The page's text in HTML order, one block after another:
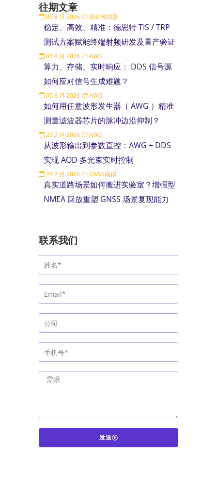
往期文章
05 8 月 2026 基站模拟器
稳定、高效、精准：德思特 TIS / TRP
测试方案赋能终端射频研发及量产验证
05 8 月 2026 AWG
算力、存储、实时响应： DDS 信号源
如何应对信号生成难题？
05 8 月 2026 AWG
如何用任意波形发生器（ AWG ）精准
测量滤波器芯片的脉冲边沿抑制？
29 7 月 2026 AWG
从波形输出到参数直控：AWG + DDS
实现 AOD 多光束实时控制
29 7 月 2026 GNSS模拟
真实道路场景如何搬进实验室？增强型
NMEA 回放重塑 GNSS 场景复现能力
联系我们
发送